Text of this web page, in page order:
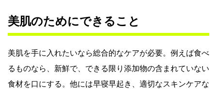
美肌のためにできること
美肌を手に入れたいなら総合的なケアが必要。例えば食べ
るものなら、新鮮で、できる限り添加物の含まれていない
食材を口にする。他には早寝早起き、適切なスキンケアな